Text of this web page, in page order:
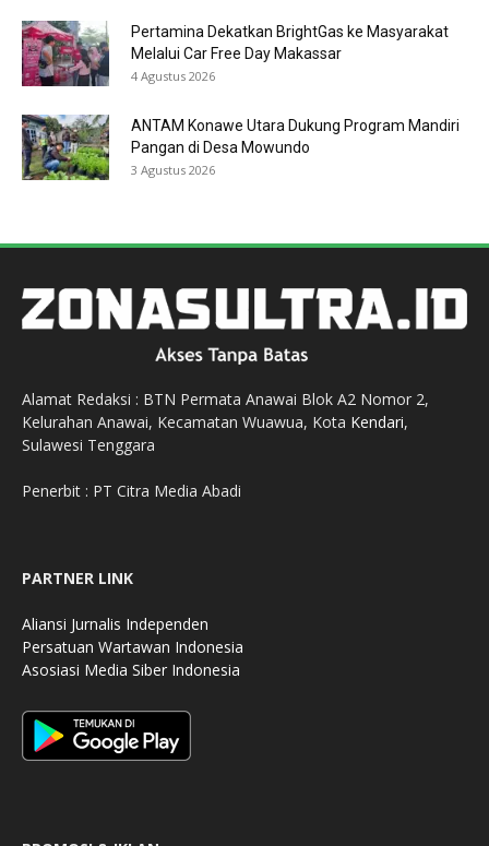
Pertamina Dekatkan BrightGas ke Masyarakat
Melalui Car Free Day Makassar
4 Agustus 2026
ANTAM Konawe Utara Dukung Program Mandiri
Pangan di Desa Mowundo
3 Agustus 2026
Alamat Redaksi : BTN Permata Anawai Blok A2 Nomor 2,
Kelurahan Anawai, Kecamatan Wuawua, Kota Kendari,
Sulawesi Tenggara
Penerbit : PT Citra Media Abadi
PARTNER LINK
Aliansi Jurnalis Independen
Persatuan Wartawan Indonesia
Asosiasi Media Siber Indonesia